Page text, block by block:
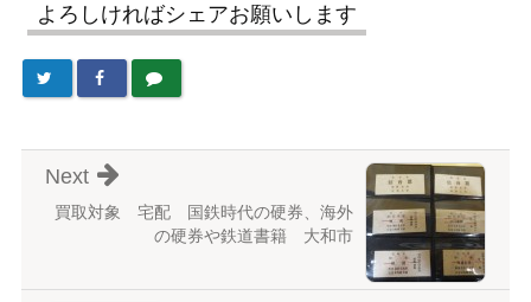
よろしければシェアお願いします
買取対象 宅配 国鉄時代の硬券、海外
の硬券や鉄道書籍 大和市
Next